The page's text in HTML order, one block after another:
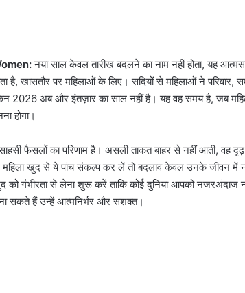
नया साल केवल तारीख बदलने का नाम नहीं होता, यह
है, खासतौर पर महिलाओं के लिए। सदियों से महिलाओं ने परिवार,
2026 अब और इंतज़ार का साल नहीं है। यह वह समय है, जब
होगा।
फैसलों का परिणाम है। असली ताकत बाहर से नहीं आती, वह
खुद से ये पांच संकल्प कर लें तो बदलाव केवल उनके जीवन में
गंंभीरता से लेना शुरू करें ताकि कोई दुनिया आपको नजरअंदाज
सकते हैं उन्हें आत्मनिर्भर और सशक्त।